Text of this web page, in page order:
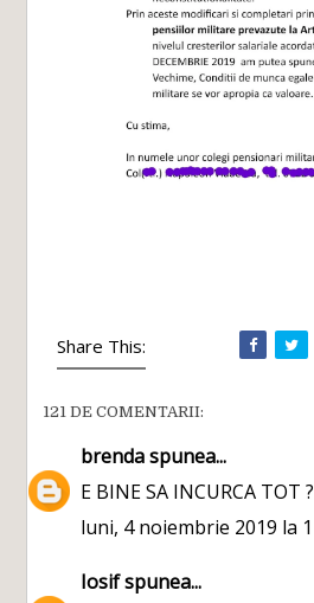
Share This:
121 DE COMENTARII:
brendaspunea...
E BINE SA INCURCA TOT ?
luni, 4 noiembrie 2019 la
Iosifspunea...